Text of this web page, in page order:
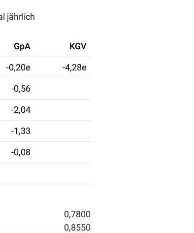
jährlich
GpA KGV
-0,20e -4,28e
-0,56
-2,04
-1,33
-0,08
0,7800
0,8550